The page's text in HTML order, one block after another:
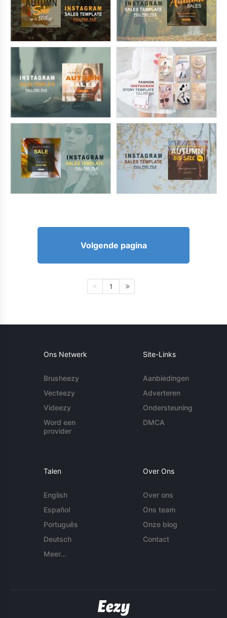
Volgende pagina
1
Ons Netwerk
Brusheezy
Vecteezy
Videezy
Word een
provider
Site-Links
Aanbiedingen
Adverteren
Ondersteuning
DMCA
Talen
English
Español
Português
Deutsch
Meer...
Over Ons
Over ons
Ons team
Onze blog
Contact